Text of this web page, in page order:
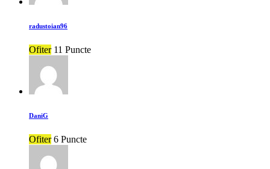
radustoian96
Ofiter 11 Puncte
DaniG
Ofiter 6 Puncte